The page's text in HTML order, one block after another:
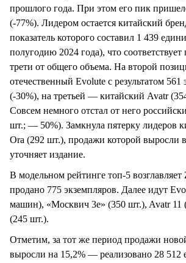
прошлого года. При этом его пик
(-77%). Лидером остается китайский
показатель которого составил 1 439
полугодию 2024 года), что
трети от общего объема. На второй
отечественный Evolute с результатом 561
(-30%), на третьей — китайский Avatr
Совсем немного отстал от него
шт.; — 50%). Замкнула пятерку лидеров
Ora (292 шт.), продажи которой выросли
уточняет издание.
В модельном рейтинге топ-5 возглавляет
продано 775 экземпляров. Далее идут
машин), «Москвич 3e» (350 шт.), Avatr 11
(245 шт.).
Отметим, за тот же период продажи
выросли на 15,2% — реализовано 28 512